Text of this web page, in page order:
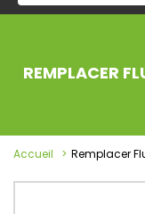
REMPLACER
Accueil Remplacer